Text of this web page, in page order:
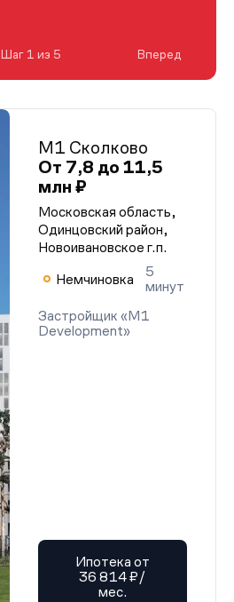
М1 Сколково
От 7,8 до 11,5
млн ₽
Московская область,
Одинцовский район,
Новоивановское г.п.
Немчиновка
5
минут
Застройщик «M1
Development»
Ипотека от
36 814 ₽/
мес.
Шаг 1 из 5 Вперед